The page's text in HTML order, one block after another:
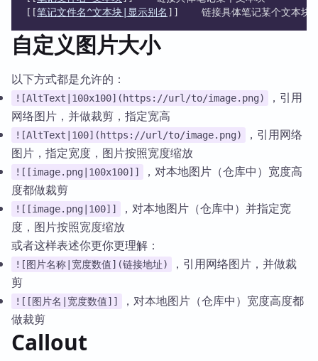
[[笔记文件名^文本块|显示别名 ]]    链接具体笔记某个文本块
自定义图片大小
以下方式都是允许的：
![AltText|100x100](https://url/to/image.png)
，引用
网络图片，并做裁剪，指定宽高
![AltText|100](https://url/to/image.png)
，引用网络
图片，指定宽度，图片按照宽度缩放
![[image.png|100x100]]
，对本地图片（仓库中）宽度高
度都做裁剪
![[image.png|100]]
，对本地图片（仓库中）并指定宽
度，图片按照宽度缩放
或者这样表述你更你更理解：
![图片名称|宽度数值](链接地址)
，引用网络图片，并做裁
剪
![[图片名|宽度数值]]
，对本地图片（仓库中）宽度高度都
做裁剪
Callout